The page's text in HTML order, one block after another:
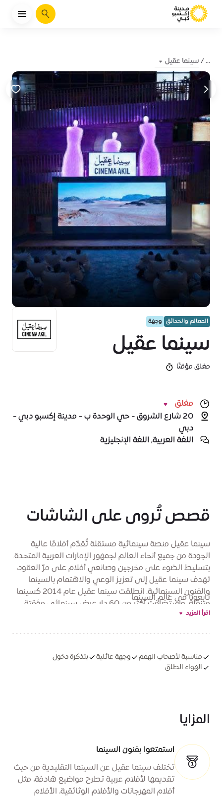
يبحث
... سينما عقيل
المعالم والحدائق وجهة
سينما عقيل
مغلق مؤقتًا
مغلق
20 شارع الشروق - حي الوحدة ب - مدينة إكسبو دبي -
دبي
اللغة العربية, اللغة الإنجليزية
قصص تُروى على الشاشات
سينما عقيل منصة سينمائية مستقلة تُقدّم أفلامًا عالية
الجودة من جميع أنحاء العالم لجمهور الإمارات العربية المتحدة.
بتسليط الضوء على مخرجين وصانعي أفلام على مرّ العقود،
تهدف سينما عقيل إلى تعزيز الوعي والاهتمام بالسينما
والفنون السينمائية. انطلقت سينما عقيل عام 2014 كسينما
متنقلة، واستضافت أكثر من 60 دار عرض سينمائي مؤقتة،
دول مجلس التعاون الخليجي. يُقدّم لكم مقرّ سينما عقيل
الرئيسي بالشراكة مع السركال.
تابعونا في عالم السينما
اقرأ المزيد
مناسبة لأصحاب الهمم وجهة عائلية
بتذكرة دخول
الهواء الطلق
المزايا
استمتعوا بفنون السينما
تختلف سينما عقيل عن السينما التقليدية من حيث
تقديمها لأفلام عربية تطرح مواضيع هادفة، مثل
أفلام المهرجانات والأفلام الوثائقية، الأفلام